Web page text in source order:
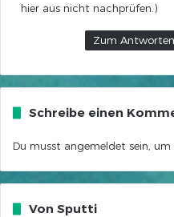
hier aus nicht nachprüfen.)
Zum
Schreibe einen
Du musst angemeldet sein,
Von Sputti